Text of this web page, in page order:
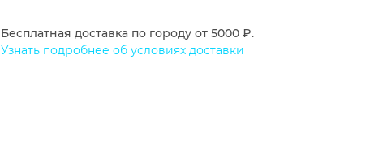
Бесплатная доставка по городу от 5000 ₽.
Узнать подробнее об условиях доставки